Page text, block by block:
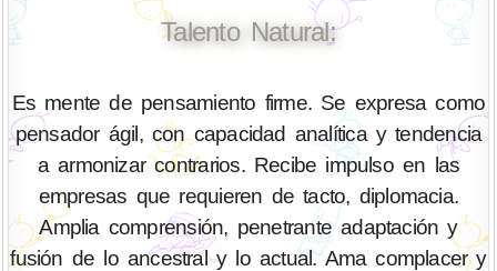
Talento Natural:
Es mente de pensamiento firme. Se expresa como
pensador ágil, con capacidad analítica y tendencia
a armonizar contrarios. Recibe impulso en las
empresas que requieren de tacto, diplomacia.
Amplia comprensión, penetrante adaptación y
fusión de lo ancestral y lo actual. Ama complacer y